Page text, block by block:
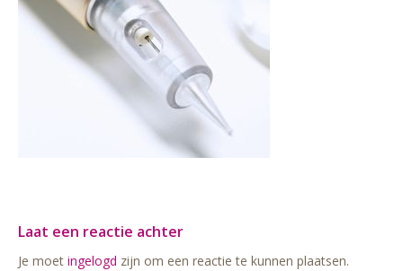
Laat een reactie achter
Je moet ingelogd zijn om een reactie te kunnen plaatsen.